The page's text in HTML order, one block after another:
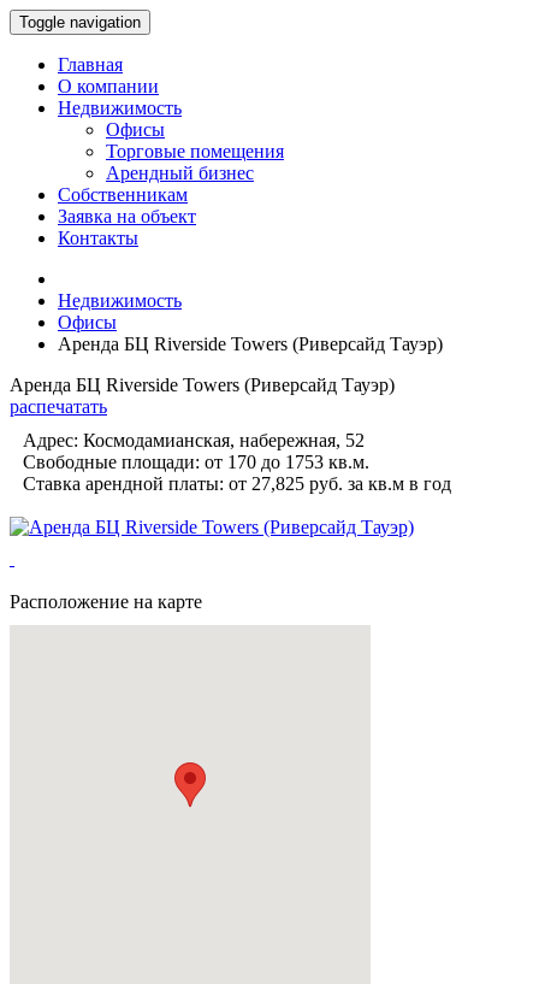
Toggle navigation
Главная
О компании
Недвижимость
Офисы
Торговые помещения
Арендный бизнес
Собственникам
Заявка на объект
Контакты
Недвижимость
Офисы
Аренда БЦ Riverside Towers (Риверсайд Тауэр)
Аренда БЦ Riverside Towers (Риверсайд Тауэр)
распечатать
Адрес: Космодамианская, набережная, 52
Свободные площади: от 170 до 1753 кв.м.
Ставка арендной платы: от 27,825 руб. за кв.м в год
Расположение на карте